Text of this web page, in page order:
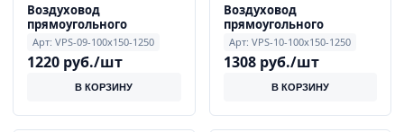
Воздуховод
прямоугольного
сечения 0.9 мм 100x150
мм, длиной 1250 мм
Арт: VPS-09-100x150-1250
1220 руб./шт
В КОРЗИНУ
Воздуховод
прямоугольного
сечения 1.0 мм 100x150
мм, длиной 1250 мм
Арт: VPS-10-100x150-1250
1308 руб./шт
В КОРЗИНУ